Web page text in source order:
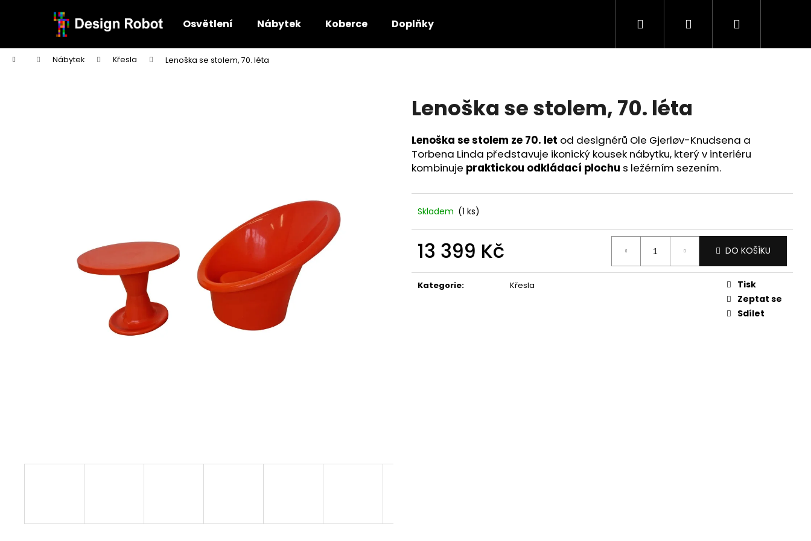
Osvětlení Nábytek Koberce Doplňky Hledat PřihlášeníNákupní
Domů Nábytek Křesla Lenoška se stolem, 70. léta
Lenoška se stolem, 70. léta
Lenoška se stolem ze 70. let od designérů Ole Gjerløv-Knudsena a
Torbena Linda představuje ikonický kousek nábytku, který v interiéru
kombinuje praktickou odkládací plochu s ležérním sezením.
Skladem (1 ks)
13 399 Kč
cena:
DO KOŠÍKU
Kategorie: Křesla
Tisk
Zeptat se
Sdílet
í
Zpět
do
obchodu
Zpět
do
obchodu
HLEDAT